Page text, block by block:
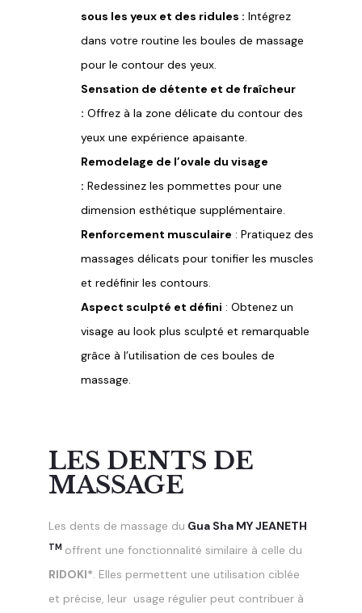
sous les yeux et des ridules : Intégrez
dans votre routine les boules de massage
pour le contour des yeux.
Sensation de détente et de fraîcheur
: Offrez à la zone délicate du contour des
yeux une expérience apaisante.
Remodelage de l’ovale du visage
: Redessinez les pommettes pour une
dimension esthétique supplémentaire.
Renforcement musculaire : Pratiquez des
massages délicats pour tonifier les muscles
et redéfinir les contours.
Aspect sculpté et défini : Obtenez un
visage au look plus sculpté et remarquable
grâce à l’utilisation de ces boules de
massage.
LES DENTS DE
MASSAGE
Les dents de massage du Gua Sha MY JEANETH
TM offrent une fonctionnalité similaire à celle du
RIDOKI*. Elles permettent une utilisation ciblée
et précise, leur usage régulier peut contribuer à